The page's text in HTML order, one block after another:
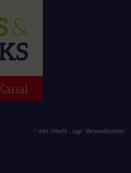
* inkl. MwSt., zzgl. Versandkosten